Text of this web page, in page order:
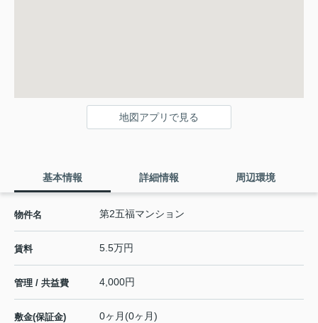
地図アプリで見る
基本情報 詳細情報 周辺環境
物件名 第2五福マンション
賃料 5.5万円
管理 / 共益費 4,000円
敷金(保証金) 0ヶ月(0ヶ月)